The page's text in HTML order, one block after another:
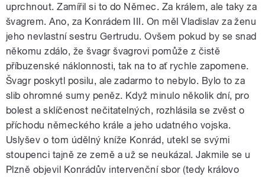
uprchnout. Zamířil si to do Němec. Za králem, ale taky za
švagrem. Ano, za Konrádem III. On měl Vladislav za ženu
jeho nevlastní sestru Gertrudu. Ovšem pokud by se snad
někomu zdálo, že švagr švagrovi pomůže z čistě
příbuzenské náklonnosti, tak na to ať rychle zapomene.
Švagr poskytl posilu, ale zadarmo to nebylo. Bylo to za
slib ohromné sumy peněz. Když minulo několik dní, pro
bolest a sklíčenost nečitatelných, rozhlásila se zvěst o
příchodu německého krále a jeho udatného vojska.
Uslyšev o tom údělný kníže Konrád, utekl se svými
stoupenci tajně ze země a už se neukázal. Jakmile se u
Plzně objevil Konrádův intervenční sbor (tedy královo